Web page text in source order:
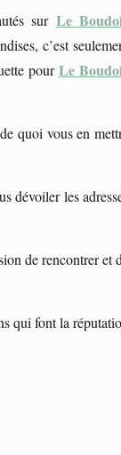
sur Le
c’est
pourLe
quoi vous en
dévoiler les
de rencontrer et
qui font la